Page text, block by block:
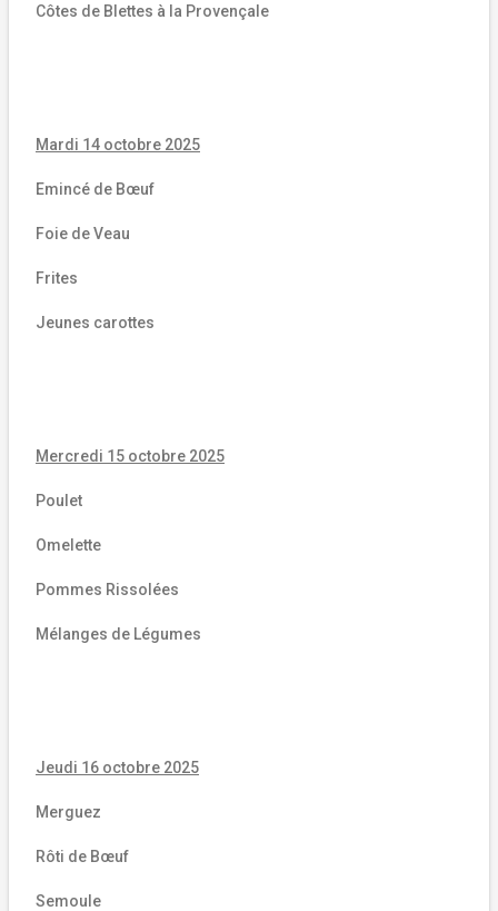
Côtes de Blettes à la Provençale
Mardi 14 octobre 2025
Emincé de Bœuf
Foie de Veau
Frites
Jeunes carottes
Mercredi 15 octobre 2025
Poulet
Omelette
Pommes Rissolées
Mélanges de Légumes
Jeudi 16 octobre 2025
Merguez
Rôti de Bœuf
Semoule